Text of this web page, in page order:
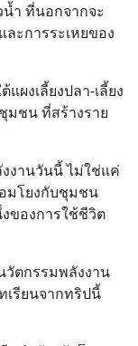
ำ ที่นอกจากจะ
ะการระเหยของ
ผงเลี้ยงปลา-เลี้ยง
มชน ที่สร้างราย
งานวันนี้ ไม่ใช่แค่
มโยงกับชุมชน
ของการใช้ชีวิต
วัตกรรมพลังงาน
รียนจากทริปนี้